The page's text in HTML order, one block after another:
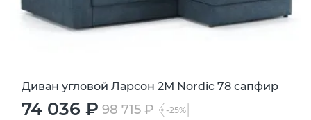
Диван угловой Ларсон 2М Nordic 78 сапфир
74 036 ₽ 98 715 ₽ -25%